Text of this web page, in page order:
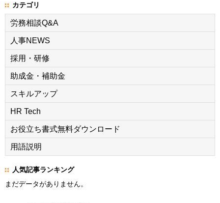
カテゴリ
労務相談Q&A
人事NEWS
採用・研修
助成金・補助金
スキルアップ
HR Tech
お役立ち書式無料ダウンロード
用語説明
人気記事ランキング
まだデータがありません。